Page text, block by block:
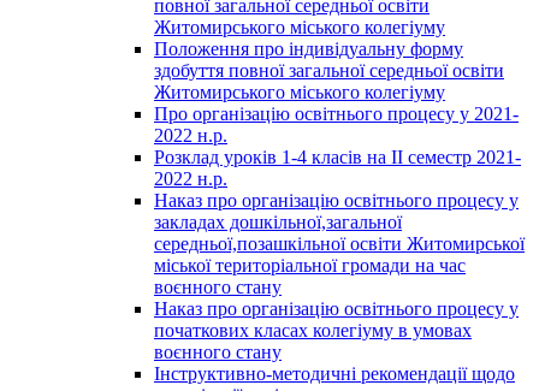
повної загальної середньої освіти
Житомирського міського колегіуму
Положення про індивідуальну форму
здобуття повної загальної середньої освіти
Житомирського міського колегіуму
Про організацію освітнього процесу у 2021-
2022 н.р.
Розклад уроків 1-4 класів на ІІ семестр 2021-
2022 н.р.
Наказ про організацію освітнього процесу у
закладах дошкільної,загальної
середньої,позашкільної освіти Житомирської
міської територіальної громади на час
воєнного стану
Наказ про організацію освітнього процесу у
початкових класах колегіуму в умовах
воєнного стану
Інструктивно-методичні рекомендації щодо